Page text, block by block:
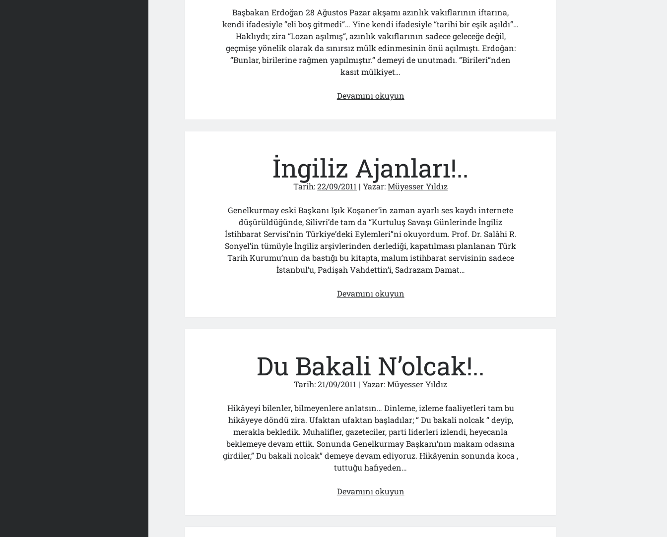
Başbakan Erdoğan 28 Ağustos Pazar akşamı azınlık vakıflarının iftarına,
kendi ifadesiyle “eli boş gitmedi“… Yine kendi ifadesiyle “tarihi bir eşik aşıldı“…
Haklıydı; zira “Lozan aşılmış“, azınlık vakıflarının sadece geleceğe değil,
geçmişe yönelik olarak da sınırsız mülk edinmesinin önü açılmıştı. Erdoğan:
“Bunlar, birilerine rağmen yapılmıştır.“ demeyi de unutmadı. “Birileri”nden
kasıt mülkiyet…
Devamını okuyun
İngiliz Ajanları!..
Tarih:22/09/2011 | Yazar:Müyesser Yıldız
Genelkurmay eski Başkanı Işık Koşaner’in zaman ayarlı ses kaydı internete
düşürüldüğünde, Silivri’de tam da “Kurtuluş Savaşı Günlerinde İngiliz
İstihbarat Servisi’nin Türkiye’deki Eylemleri”ni okuyordum. Prof. Dr. Salâhi R.
Sonyel’in tümüyle İngiliz arşivlerinden derlediği, kapatılması planlanan Türk
Tarih Kurumu’nun da bastığı bu kitapta, malum istihbarat servisinin sadece
İstanbul’u, Padişah Vahdettin’i, Sadrazam Damat…
Devamını okuyun
Du Bakali N’olcak!..
Tarih:21/09/2011 | Yazar:Müyesser Yıldız
Hikâyeyi bilenler, bilmeyenlere anlatsın… Dinleme, izleme faaliyetleri tam bu
hikâyeye döndü zira. Ufaktan ufaktan başladılar; “ Du bakali nolcak “ deyip,
merakla bekledik. Muhalifler, gazeteciler, parti liderleri izlendi, heyecanla
beklemeye devam ettik. Sonunda Genelkurmay Başkanı’nın makam odasına
girdiler,” Du bakali nolcak” demeye devam ediyoruz. Hikâyenin sonunda koca ,
tuttuğu hafiyeden…
Devamını okuyun